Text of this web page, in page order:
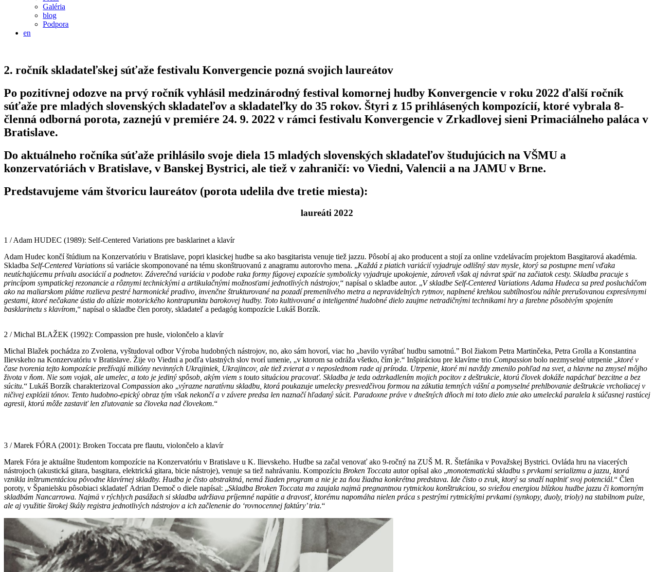
Galéria
blog
Podpora
en
2. ročník skladateľskej súťaže festivalu Konvergencie pozná svojich laureátov
Po pozitívnej odozve na prvý ročník vyhlásil medzinárodný festival komornej hudby Konvergencie v roku 2022 ďalší ročník
súťaže pre mladých slovenských skladateľov a skladateľky do 35 rokov. Štyri z 15 prihlásených kompozícií, ktoré vybrala 8-
členná odborná porota, zaznejú v premiére 24. 9. 2022 v rámci festivalu Konvergencie v Zrkadlovej sieni Primaciálneho paláca v
Bratislave.
Do aktuálneho ročníka súťaže prihlásilo svoje diela 15 mladých slovenských skladateľov študujúcich na VŠMU a
konzervatóriách v Bratislave, v Banskej Bystrici, ale tiež v zahraničí: vo Viedni, Valencii a na JAMU v Brne.
Predstavujeme vám štvoricu laureátov (porota udelila dve tretie miesta):
laureáti 2022
1 / Adam HUDEC (1989): Self-Centered Variations pre basklarinet a klavír
Adam Hudec končí štúdium na Konzervatóriu v Bratislave, popri klasickej hudbe sa ako basgitarista venuje tiež jazzu. Pôsobí aj ako producent a stojí za online vzdelávacím projektom Basgitarová akadémia.
Skladba Self-Centered Variations sú variácie skomponované na tému skonštruovanú z anagramu autorovho mena. „Každá z piatich variácií vyjadruje odlišný stav mysle, ktorý sa postupne mení vďaka
neutíchajúcemu prívalu asociácií a podnetov. Záverečná variácia v podobe raka formy fúgovej expozície symbolicky vyjadruje upokojenie, zároveň však aj návrat späť na začiatok cesty. Skladba pracuje s
princípom sympatickej rezonancie a rôznymi technickými a artikulačnými možnosťami jednotlivých nástrojov,“ napísal o skladbe autor. „V skladbe Self-Centered Variations Adama Hudeca sa pred poslucháčom
ako na maliarskom plátne rozlieva pestré harmonické pradivo, invenčne štrukturované na pozadí premenlivého metra a nepravidelných rytmov, naplnené krehkou subtílnosťou náhle prerušovanou expresívnymi
gestami, ktoré nečakane ústia do alúzie motorického kontrapunktu barokovej hudby. Toto kultivované a inteligentné hudobné dielo zaujme netradičnými technikami hry a farebne pôsobivým spojením
basklarinetu s klavírom,“ napísal o skladbe člen poroty, skladateľ a pedagóg kompozície Lukáš Borzík.
2 / Michal BLAŽEK (1992): Compassion pre husle, violončelo a klavír
Michal Blažek pochádza zo Zvolena, vyštudoval odbor Výroba hudobných nástrojov, no, ako sám hovorí, viac ho „bavilo vyrábať hudbu samotnú.” Bol žiakom Petra Martinčeka, Petra Grolla a Konstantina
Ilievskeho na Konzervatóriu v Bratislave. Žije vo Viedni a podľa vlastných slov tvorí umenie, „v ktorom sa odráža všetko, čím je.“ Inšpiráciou pre klavírne trio Compassion bolo nezmyselné utrpenie „ktoré v
čase tvorenia tejto kompozície prežívajú milióny nevinných Ukrajiniek, Ukrajincov, ale tiež zvierat a v neposlednom rade aj príroda. Utrpenie, ktoré mi navždy zmenilo pohľad na svet, a hlavne na zmysel môjho
života v ňom. Nie som vojak, ale umelec, a toto je jediný spôsob, akým viem s touto situáciou pracovať. Skladba je teda odzrkadlením mojich pocitov z deštrukcie, ktorú človek dokáže napáchať bezcitne a bez
súcitu.“ Lukáš Borzík charakterizoval Compassion ako „výrazne naratívnu skladbu, ktorá poukazuje umelecky presvedčivou formou na zákutia temných vášní a pomyselné prehlbovanie deštrukcie vrcholiacej v
ničivej explózii tónov. Tento hudobno-epický obraz tým však nekončí a v závere predsa len naznačí hľadaný súcit. Paradoxne práve v dnešných dňoch mi toto dielo znie ako umelecká paralela k súčasnej rastúcej
agresii, ktorú môže zastaviť len zľutovanie sa človeka nad človekom.“
3 / Marek FÓRA (2001): Broken Toccata pre flautu, violončelo a klavír
Marek Fóra je aktuálne študentom kompozície na Konzervatóriu v Bratislave u K. Ilievskeho. Hudbe sa začal venovať ako 9-ročný na ZUŠ M. R. Štefánika v Považskej Bystrici. Ovláda hru na viacerých
nástrojoch (akustická gitara, basgitara, elektrická gitara, bicie nástroje), venuje sa tiež nahrávaniu. Kompozíciu Broken Toccata autor opísal ako „monotematickú skladbu s prvkami serializmu a jazzu, ktorá
vznikla inštrumentáciou pôvodne klavírnej skladby. Hudba je čisto abstraktná, nemá žiaden program a nie je za ňou žiadna konkrétna predstava. Ide čisto o zvuk, ktorý sa snaží naplniť svoj potenciál.“ Člen
poroty, v Španielsku pôsobiaci skladateľ Adrian Demoč o diele napísal: „Skladba Broken Toccata ma zaujala najmä pregnantnou rytmickou konštrukciou, so sviežou energiou blízkou hudbe jazzu či komorným
skladbám Nancarrowa. Najmä v rýchlych pasážach si skladba udržiava príjemné napätie a dravosť, ktorému napomáha nielen práca s pestrými rytmickými prvkami (synkopy, duoly, trioly) na stabilnom pulze,
ale aj využitie širokej škály registra jednotlivých nástrojov a ich začlenenie do ‘rovnocennej faktúry’ tria.“